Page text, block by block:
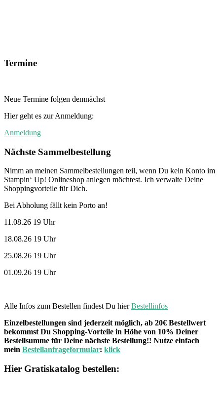
Termine
Neue Termine folgen demnächst
Hier geht es zur Anmeldung:
Anmeldung
Nächste Sammelbestellung
Nimm an meinen Sammelbestellungen teil, wenn Du kein Konto im
Stampin‘ Up! Onlineshop anlegen möchtest. Ich verwalte Deine
Shoppingvorteile für Dich.
Bei Abholung fällt kein Porto an!
11.08.26 19 Uhr
18.08.26 19 Uhr
25.08.26 19 Uhr
01.09.26 19 Uhr
Alle Infos zum Bestellen findest Du hierBestellinfos
Einzelbestellungen sind jederzeit möglich, ab 20€ Bestellwert
bekommst Du Shopping-Vorteile in Höhe von 10% Deiner
Bestellsumme für Deine nächste Bestellung!! Nutze einfach
mein Bestellanfrageformular: klick
Hier Gratiskatalog bestellen: